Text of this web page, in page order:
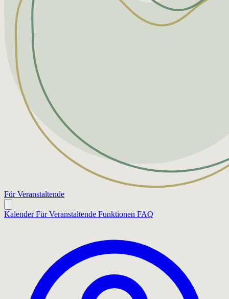
Für Veranstaltende
Kalender Für Veranstaltende Funktionen FAQ